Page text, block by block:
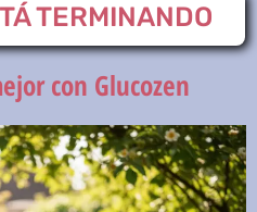
TERMINANDO
con Glucozen